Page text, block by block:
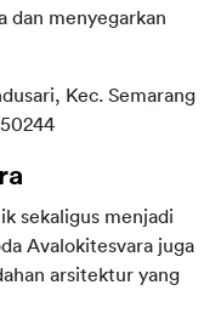
dan menyegarkan
Kec. Semarang
sekaligus menjadi
Avalokitesvara juga
arsitektur yang